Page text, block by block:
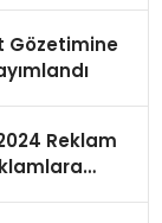
Gözetimine
Reklam